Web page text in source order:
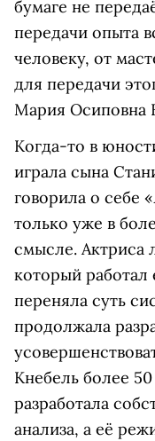
бумаге не
передачи опыта
человеку, от
для передачи
Мария Осиповна
Когда-то в
играла сына
говорила о себе
только уже в
смысле. Актриса
который
переняла суть
продолжала
Кнебель более
разработала
анализа, а её